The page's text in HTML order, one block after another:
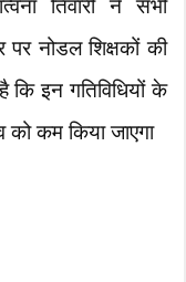
तिवारी ने सभी
नोडल शिक्षकों की
कि इन गतिविधियों के
को कम किया जाएगा